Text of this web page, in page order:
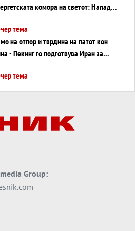
комора на светот: Нападот
најавува глобален енергетски
тема
на отпор и тврдина на патот кон
- Пекинг го подготвува Иран за
копнена инвазија
тема
тема
тврди дека повторно „разговара“
тема
УДОЛУ: Сметководствените
што го соборија ЕНРОН ги
Group: